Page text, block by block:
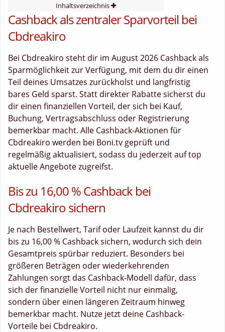
Inhaltsverzeichnis
Cashback als zentraler Sparvorteil bei
Cbdreakiro
Bei Cbdreakiro steht dir im August 2026 Cashback als
Sparmöglichkeit zur Verfügung, mit dem du dir einen
Teil deines Umsatzes zurückholst und langfristig
bares Geld sparst. Statt direkter Rabatte sicherst du
dir einen finanziellen Vorteil, der sich bei Kauf,
Buchung, Vertragsabschluss oder Registrierung
bemerkbar macht. Alle Cashback-Aktionen für
Cbdreakiro werden bei Boni.tv geprüft und
regelmäßig aktualisiert, sodass du jederzeit auf top
aktuelle Angebote zugreifst.
Bis zu 16,00 % Cashback bei
Cbdreakiro sichern
Je nach Bestellwert, Tarif oder Laufzeit kannst du dir
bis zu 16,00 % Cashback sichern, wodurch sich dein
Gesamtpreis spürbar reduziert. Besonders bei
größeren Beträgen oder wiederkehrenden
Zahlungen sorgt das Cashback-Modell dafür, dass
sich der finanzielle Vorteil nicht nur einmalig,
sondern über einen längeren Zeitraum hinweg
bemerkbar macht. Nutze jetzt deine Cashback-
Vorteile bei Cbdreakiro.